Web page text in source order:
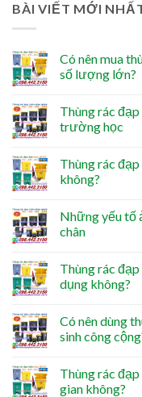
BÀI VIẾT MỚI
Có nên mua
số lượng lớn?
Thùng rác
trường học
Thùng rác
không?
Những yếu tố
chân
Thùng rác
dụng không?
Có nên dùng
sinh công
Thùng rác
gian không?